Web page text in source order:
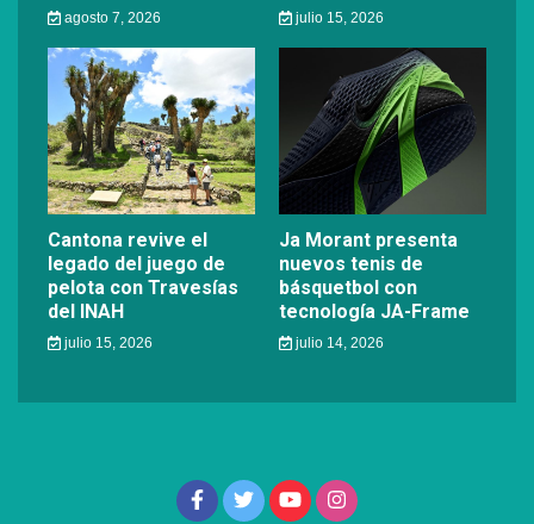
agosto 7, 2026 julio 15, 2026
Cantona revive el
legado del juego de
pelota con Travesías
del INAH
julio 15, 2026
Ja Morant presenta
nuevos tenis de
básquetbol con
tecnología JA-Frame
julio 14, 2026